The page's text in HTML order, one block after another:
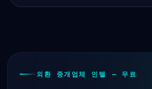
외환 중개업체 인텔 — 무료